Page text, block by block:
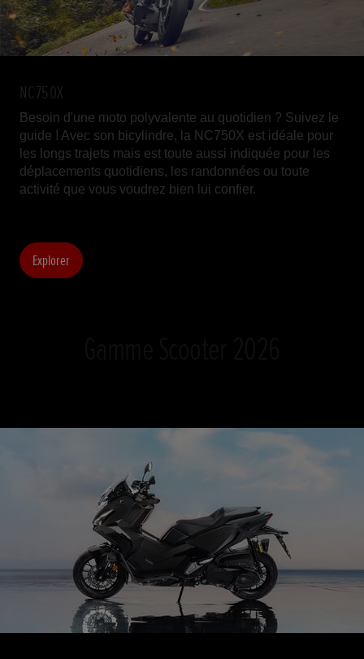
NC750X
Besoin d'une moto polyvalente au quotidien ? Suivez le
guide ! Avec son bicylindre, la NC750X est idéale pour
les longs trajets mais est toute aussi indiquée pour les
déplacements quotidiens, les randonnées ou toute
activité que vous voudrez bien lui confier.
Explorer